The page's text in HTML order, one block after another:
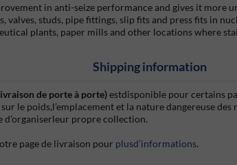
in anti-seize performance and gives it more
valves, studs, pipe fittings, slip fits and press fits in
plants, paper mills and other locations where
Shipping information
de porte à porte)estdisponible pour certains
le poids,l’emplacement et la nature dangereuse des
d’organiserleur propre collection.
page de livraison pour plusd’informations.